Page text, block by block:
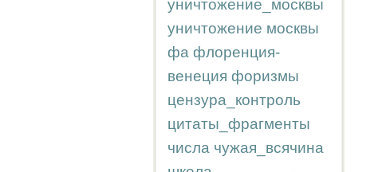
уничтожение_москвы
уничтожение москвы
фа флоренция-
венеция форизмы
цензура_контроль
цитаты_фрагменты
числа чужая_всячина